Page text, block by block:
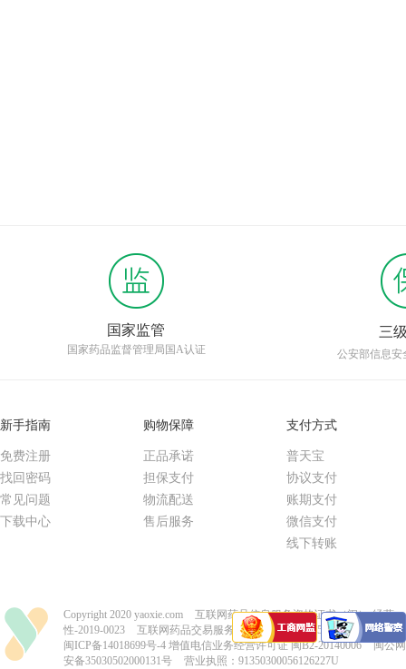
国家监管
国家药品监督管理局国A认证
三
公安部信息安
新手指南
免费注册
找回密码
常见问题
下载中心
购物保障
正品承诺
担保支付
物流配送
售后服务
支付方式
普天宝
协议支付
账期支付
微信支付
线下转账
Copyright 2020 yaoxie.com
互联网药品信息服务资格证书（闽）-经营
性-2019-0023
互联网药品交易服务资格证书-国A20150004
闽ICP备14018699号-4 增值电信业务经营许可证 闽B2-20140006
闽公网
安备35030502000131号
营业执照：91350300056126227U